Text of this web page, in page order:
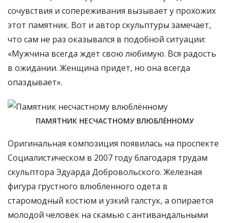
сочувствия и сопереживания вызывает у прохожих
этот памятник. Вот и автор скульптуры замечает,
что сам не раз оказывался в подобной ситуации:
«Мужчина всегда ждет свою любимую. Вся радость
в ожидании. Женщина придет, но она всегда
опаздывает».
ПАМЯТНИК НЕСЧАСТНОМУ ВЛЮБЛЁННОМУ
Оригинальная композиция появилась на проспекте
Социалистическом в 2007 году благодаря трудам
скульптора Эдуарда Добровольского. Железная
фигура грустного влюбленного одета в
старомодный костюм и узкий галстук, а опирается
молодой человек на скамью с антивандальными